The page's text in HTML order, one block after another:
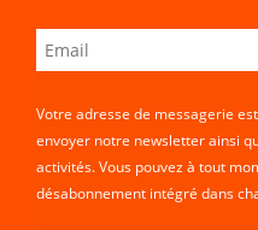
Votre adresse de messagerie
envoyer notre newsletter ainsi
activités. Vous pouvez à tout
désabonnement intégré dans